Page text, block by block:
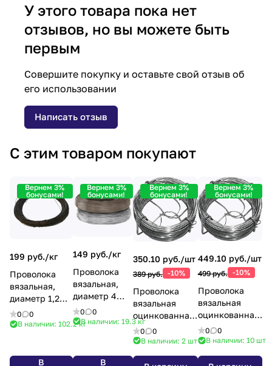
У этого товара пока нет
отзывов, но вы можете быть
первым
Совершите покупку и оставьте свой отзыв об
его использовании
Написать отзыв
С этим товаром покупают
Вернем 3%
бонусами!
199 руб./кг
Проволока
вязальная,
диаметр 1,2
мм (100 м/кг.)
0
0
В наличии: 102.2кг
В
Вернем 3%
бонусами!
149 руб./кг
Проволока
вязальная,
диаметр 4
мм. (10 м/кг.)
0
0
В наличии: 19.3кг
В
Вернем 3%
бонусами!
350.10 руб./шт
389 руб. -10%
Проволока
вязальная
оцинкованная
0,9 мм x 50 м
0
0
В наличии: 2 шт
Вернем 3%
бонусами!
449.10 руб./шт
499 руб. -10%
Проволока
вязальная
оцинкованная
1,2 мм x 50 м
0
0
В наличии: 10 шт